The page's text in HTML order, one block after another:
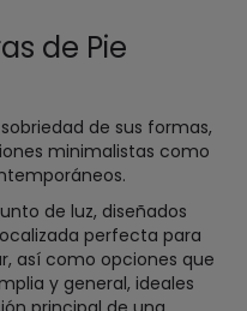
de Pie
de sus formas,
minimalistas como
de luz, diseñados
perfecta para
así como opciones que
y general, ideales